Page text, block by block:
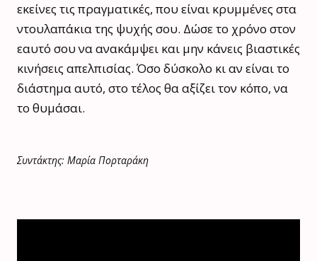
εκείνες τις πραγματικές, που είναι κρυμμένες στα
ντουλαπάκια της ψυχής σου. Δώσε το χρόνο στον
εαυτό σου να ανακάμψει και μην κάνεις βιαστικές
κινήσεις απελπισίας. Όσο δύσκολο κι αν είναι το
διάστημα αυτό, στο τέλος θα αξίζει τον κόπο, να
το θυμάσαι.
Συντάκτης: Μαρία Πορταράκη